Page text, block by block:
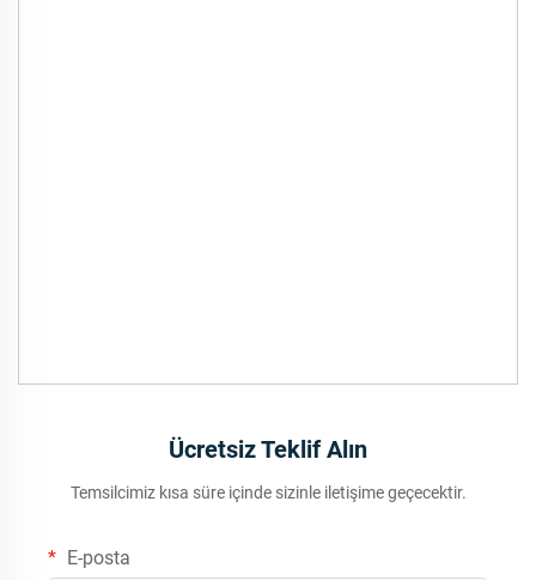
Ücretsiz Teklif Alın
Temsilcimiz kısa süre içinde sizinle iletişime geçecektir.
E-posta